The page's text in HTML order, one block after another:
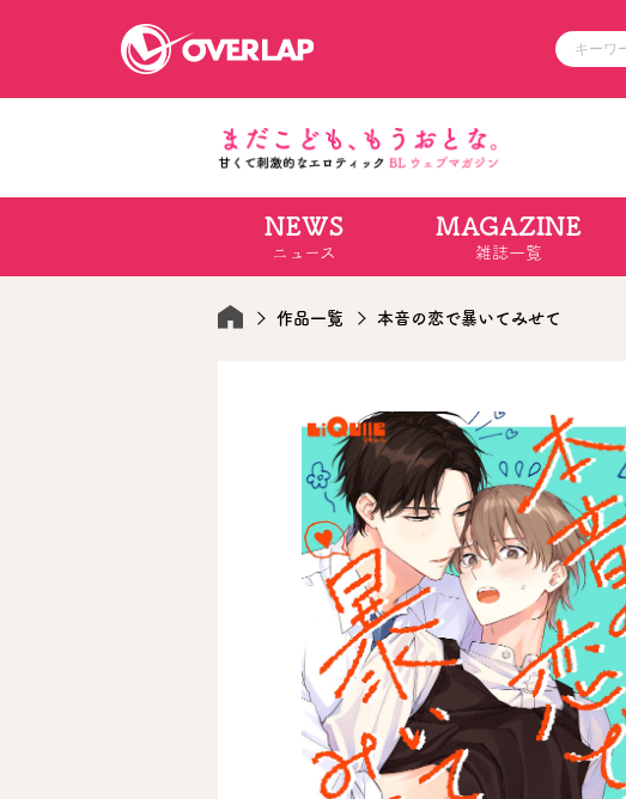
コミッククリエ
ラブパルフェ
ライトノベル
ノベルス
ロサージュノベルス
コミッククリエ
NEWS
ニュース
MAGAZINE
雑誌一覧
作品一覧 本音の恋で暴いてみせて